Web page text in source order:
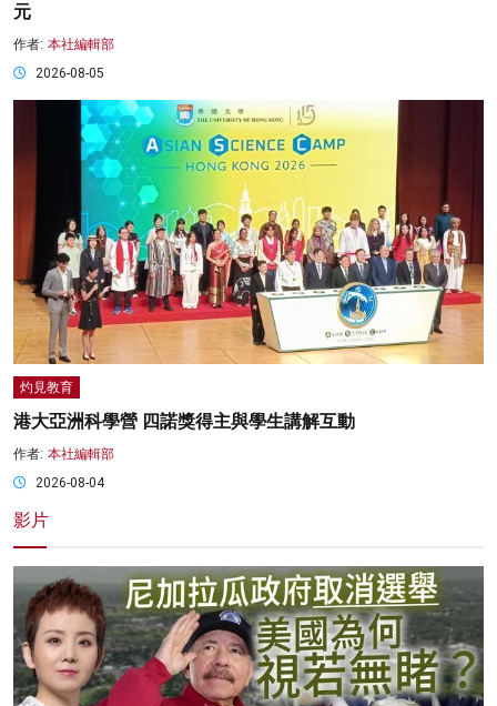
元
作者: 本社編輯部
2026-08-05
灼見教育
港大亞洲科學營 四諾獎得主與學生講解互動
作者: 本社編輯部
2026-08-04
影片